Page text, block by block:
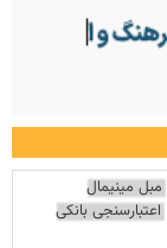
مبل مینیمال
اعتبارسنجی بانکی